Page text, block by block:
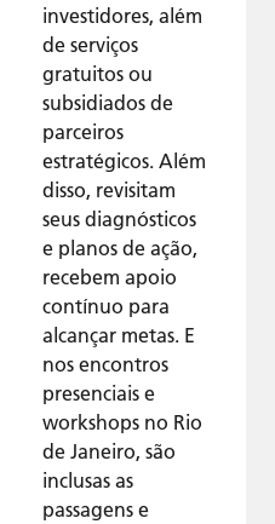
investidores, além
de serviços
gratuitos ou
subsidiados de
parceiros
estratégicos. Além
disso, revisitam
seus diagnósticos
e planos de ação,
recebem apoio
contínuo para
alcançar metas. E
nos encontros
presenciais e
workshops no Rio
de Janeiro, são
inclusas as
passagens e